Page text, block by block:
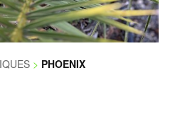
> PHOENIX